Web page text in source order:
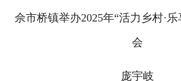
佘市桥镇举办2025年“活力乡村·
会
庞宇岐